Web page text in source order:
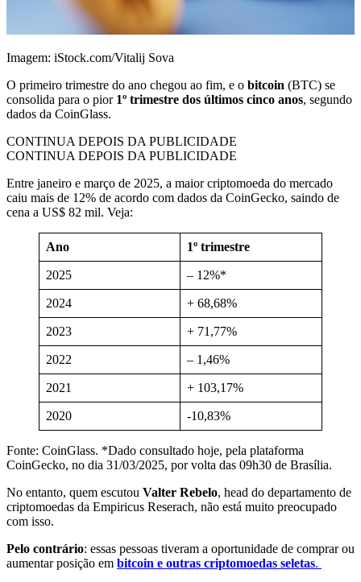
Imagem: iStock.com/Vitalij Sova
O primeiro trimestre do ano chegou ao fim, e o bitcoin (BTC) se
consolida para o pior 1º trimestre dos últimos cinco anos, segundo
dados da CoinGlass.
CONTINUA DEPOIS DA PUBLICIDADE
CONTINUA DEPOIS DA PUBLICIDADE
Entre janeiro e março de 2025, a maior criptomoeda do mercado
caiu mais de 12% de acordo com dados da CoinGecko, saindo de
cena a US$ 82 mil. Veja:
Ano 1º trimestre
2025 – 12%*
2024 + 68,68%
2023 + 71,77%
2022 – 1,46%
2021 + 103,17%
2020 -10,83%
Fonte: CoinGlass. *Dado consultado hoje, pela plataforma
CoinGecko, no dia 31/03/2025, por volta das 09h30 de Brasília.
No entanto, quem escutou Valter Rebelo, head do departamento de
criptomoedas da Empiricus Reserach, não está muito preocupado
com isso.
Pelo contrário: essas pessoas tiveram a oportunidade de comprar ou
aumentar posição em bitcoin e outras criptomoedas seletas.